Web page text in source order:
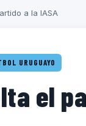
a la IASA
URUGUAYO
el